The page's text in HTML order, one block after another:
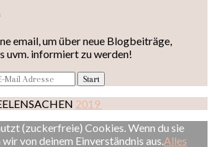
email, um über neue Blogbeiträge,
uvm. informiert zu werden!
2019
(zuckerfreie) Cookies. Wenn du sie
von deinem Einverständnis aus. Alles